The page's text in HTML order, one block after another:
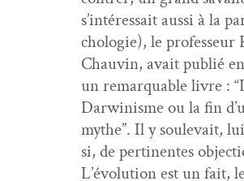
s’in­téres­sait aus­si à la
cholo­gie), le pro­fesseur
Chau­vin, avait pub­lié
un remar­quable livre :
Dar­win­isme ou la fin
mythe”. Il y soule­vait,
si, de per­ti­nentes
L’évo­lu­tion est un fait,